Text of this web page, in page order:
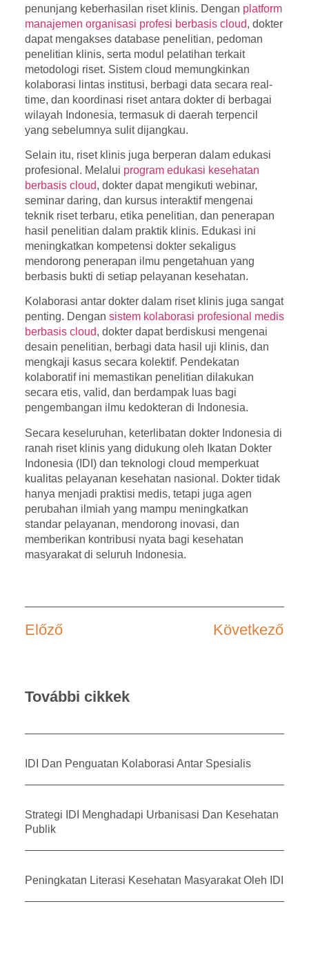
penunjang keberhasilan riset klinis. Dengan platform
manajemen organisasi profesi berbasis cloud, dokter
dapat mengakses database penelitian, pedoman
penelitian klinis, serta modul pelatihan terkait
metodologi riset. Sistem cloud memungkinkan
kolaborasi lintas institusi, berbagi data secara real-
time, dan koordinasi riset antara dokter di berbagai
wilayah Indonesia, termasuk di daerah terpencil
yang sebelumnya sulit dijangkau.
Selain itu, riset klinis juga berperan dalam edukasi
profesional. Melalui program edukasi kesehatan
berbasis cloud, dokter dapat mengikuti webinar,
seminar daring, dan kursus interaktif mengenai
teknik riset terbaru, etika penelitian, dan penerapan
hasil penelitian dalam praktik klinis. Edukasi ini
meningkatkan kompetensi dokter sekaligus
mendorong penerapan ilmu pengetahuan yang
berbasis bukti di setiap pelayanan kesehatan.
Kolaborasi antar dokter dalam riset klinis juga sangat
penting. Dengan sistem kolaborasi profesional medis
berbasis cloud, dokter dapat berdiskusi mengenai
desain penelitian, berbagi data hasil uji klinis, dan
mengkaji kasus secara kolektif. Pendekatan
kolaboratif ini memastikan penelitian dilakukan
secara etis, valid, dan berdampak luas bagi
pengembangan ilmu kedokteran di Indonesia.
Secara keseluruhan, keterlibatan dokter Indonesia di
ranah riset klinis yang didukung oleh
Ikatan Dokter
Indonesia (IDI)dan teknologi cloud memperkuat
kualitas pelayanan kesehatan nasional. Dokter tidak
hanya menjadi praktisi medis, tetapi juga agen
perubahan ilmiah yang mampu meningkatkan
standar pelayanan, mendorong inovasi, dan
memberikan kontribusi nyata bagi kesehatan
masyarakat di seluruh Indonesia.
Előző Következő
További cikkek
IDI Dan Penguatan Kolaborasi Antar Spesialis
Strategi IDI Menghadapi Urbanisasi Dan Kesehatan
Publik
Peningkatan Literasi Kesehatan Masyarakat Oleh IDI